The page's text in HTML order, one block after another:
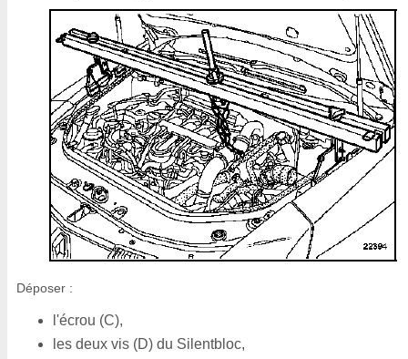
Déposer :
l'écrou (C),
les deux vis (D) du Silentbloc,